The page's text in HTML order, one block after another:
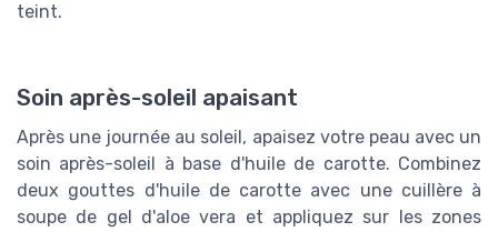
teint.
Soin après-soleil apaisant
Après une journée au soleil, apaisez votre peau avec un
soin après-soleil à base d'huile de carotte. Combinez
deux gouttes d'huile de carotte avec une cuillère à
soupe de gel d'aloe vera et appliquez sur les zones